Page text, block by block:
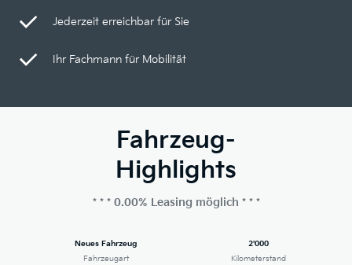
Jederzeit erreichbar für Sie
Ihr Fachmann für Mobilität
Fahrzeug-
Highlights
* * * 0.00% Leasing möglich * * *
Neues Fahrzeug
Fahrzeugart
2'000
Kilometerstand